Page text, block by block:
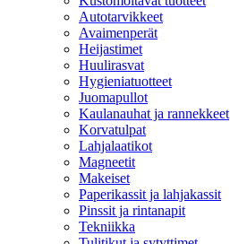
Autotarvikkeet
Avaimenperät
Heijastimet
Huulirasvat
Hygieniatuotteet
Juomapullot
Kaulanauhat ja rannekkeet
Korvatulpat
Lahjalaatikot
Magneetit
Makeiset
Paperikassit ja lahjakassit
Pinssit ja rintanapit
Tekniikka